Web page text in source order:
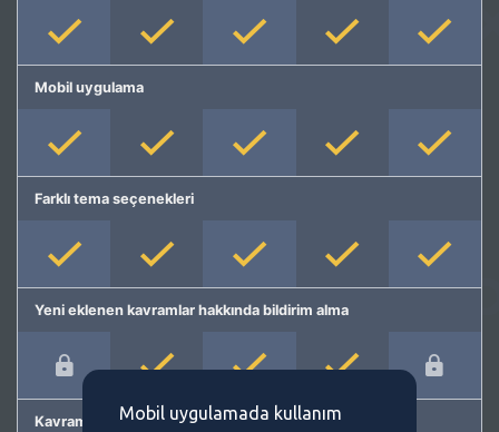
Mobil uygulama
Farklı tema seçenekleri
Yeni eklenen kavramlar hakkında bildirim alma
Kavram önermeMobil uygulamada kullanım